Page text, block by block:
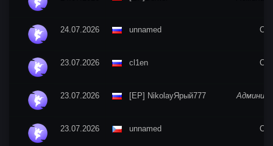
24.07.2026 unnamed
23.07.2026 cl1en
23.07.2026 [EP] NikolayЯрый777
23.07.2026 unnamed